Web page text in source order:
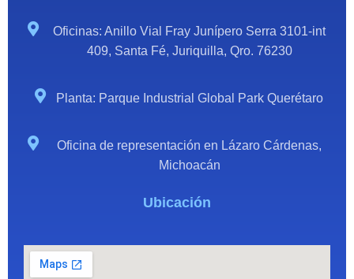
Oficinas: Anillo Vial Fray Junípero Serra 3101-int
409, Santa Fé, Juriquilla, Qro. 76230
Planta: Parque Industrial Global Park Querétaro
Oficina de representación en Lázaro Cárdenas,
Michoacán
Ubicación